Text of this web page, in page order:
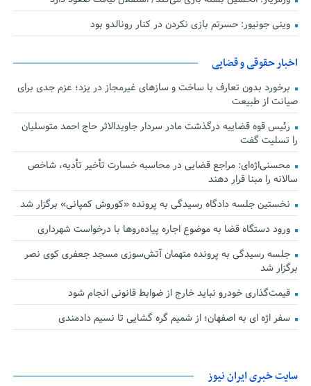
وینی جونیور: حسرتم بازی نکردن در کنار رونالدو بود
اخبار حقوقی و قضایی
برخورد بدون تعارف با ساخت‌ و سازهای غیرمجاز در یزد؛ عزم جدی برای
صیانت از طبیعت
رئیس قوه قضاییه درگذشت مادر سردار جاویدالاثر حاج احمد متوسلیان
را تسلیت گفت
محسنی‌اژه‌ای: مراجع قضایی در محاسبه خسارت تأخیر تأدیه، شاخص
سالانه را مبنا قرار دهند
نخستین جلسه دادگاه رسیدگی به پرونده «کوروش کمپانی» برگزار شد
ورود دستگاه قضا به موضوع اجاره پیاده‌روها با درخواست شهرداری
جلسه رسیدگی به پرونده متهمان آتش‌سوزی مسجد جعفری کوی نصر
برگزار شد
قیمت‌گذاری خودرو نباید خارج از ضوابط قانونی انجام شود
سفر اژه ای به اصفهان؛ از شمیم گره گشایی تا نسیم دادمندی
سایت خبری ایران نیوز